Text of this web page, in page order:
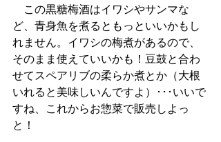
この黒糖梅酒はイワシやサンマな
ど、青身魚を煮るともっといいかもし
れません。イワシの梅煮があるので、
そのまま使えていいかも！豆鼓と合わ
せてスペアリブの柔らか煮とか（大根
いれると美味しいんですよ）･･･いいで
すね、これからお惣菜で販売しよっ
と！